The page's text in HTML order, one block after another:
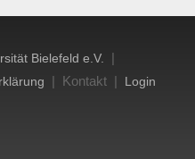
Bielefeld e.V. |
| Kontakt | Login